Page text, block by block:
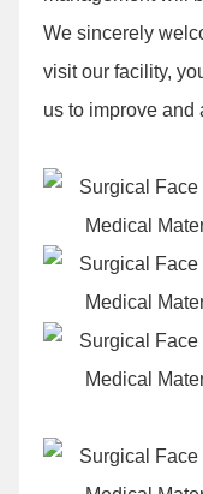
We sincerely
visit our facility,
us to improve and